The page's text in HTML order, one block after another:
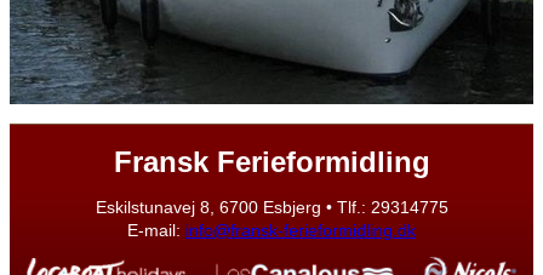
Fransk Ferieformidling
Eskilstunavej 8, 6700 Esbjerg • Tlf.: 29314775
E-mail: info@fransk-ferieformidling.dk